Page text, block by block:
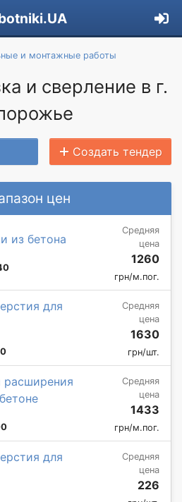
и монтажные работы
и сверление в г.
Создать тендер
цен
из бетона
Средняя
цена
1260
грн/м.пог.
для
Средняя
цена
1630
грн/шт.
расширения
Средняя
цена
1433
грн/м.пог.
для
Средняя
цена
226